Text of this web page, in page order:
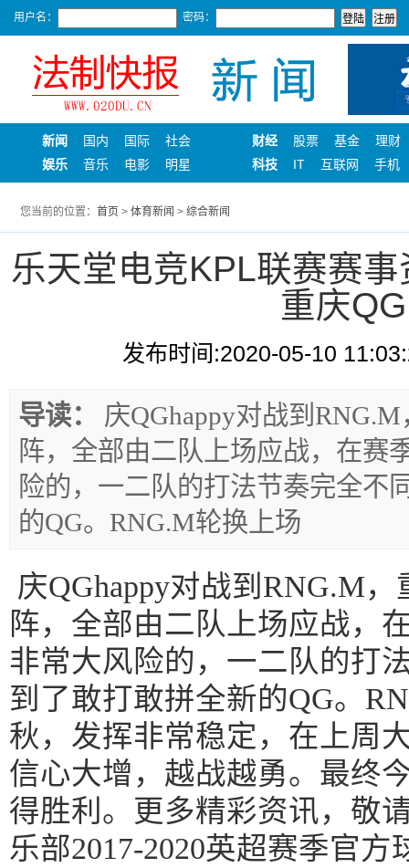
用户名： 密码：
新闻 国内 国际
社会
娱乐
音乐 电影 明星
财经 股票 基金
理财
科技
IT 互联网 手机
您当前的位置： 首页 > 体育新闻 > 综合新闻
乐天堂电竞KPL联赛赛
重庆
发布时间:2020-05-10
导读：
庆QGhappy对战到
阵，全部由二队上场应战，在赛
险的，一二队的打法节奏完全不
的QG。RNG.M轮换上场
庆QGhappy对战到RNG.M
阵，全部由二队上场应战，
非常大风险的，一二队的打
到了敢打敢拼全新的QG。
秋，发挥非常稳定，在上周
信心大增，越战越勇。最终
得胜利。更多精彩资讯，敬
乐部2017-2020英超赛季官